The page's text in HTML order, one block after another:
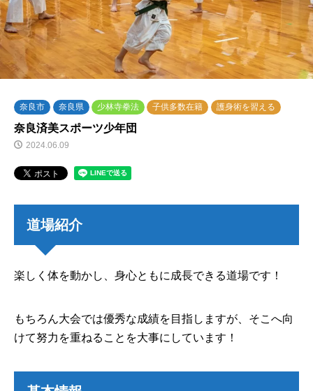
奈良市 奈良県 少林寺拳法 子供多数在籍 護身術を習える
奈良済美スポーツ少年団
2024.06.09
道場紹介
楽しく体を動かし、身心ともに成長できる道場です！
もちろん大会では優秀な成績を目指しますが、そこへ向
けて努力を重ねることを大事にしています！